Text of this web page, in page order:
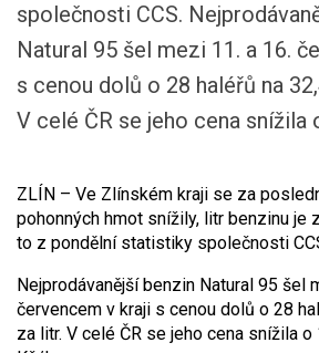
společnosti CCS.
Natural 95 šel mezi 11. a 16.
s cenou dolů o 28 haléřů na
V celé ČR se jeho cena snížila
ZLÍN – Ve Zlínském kraji se za
pohonných hmot snížily, litr benzinu je
to z pondělní statistiky společnosti
Nejprodávanější benzin Natural 95 šel
červencem v kraji s cenou dolů o 28
za litr. V celé ČR se jeho cena snížila o